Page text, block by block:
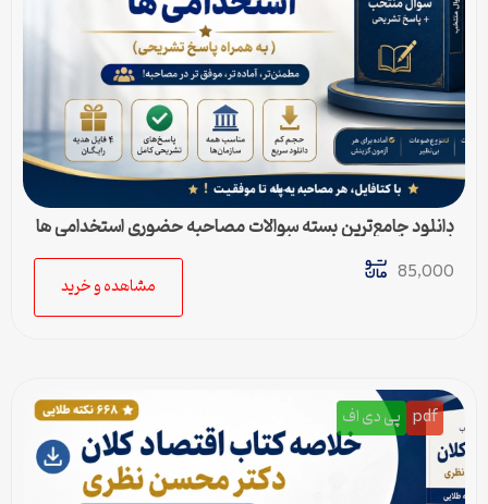
دانلود جامع‌ترین بسته سوالات مصاحبه حضوری استخدامی ها
(به همراه پاسخ تشریحی)
85,000
مشاهده و خرید
pdf پی دی اف